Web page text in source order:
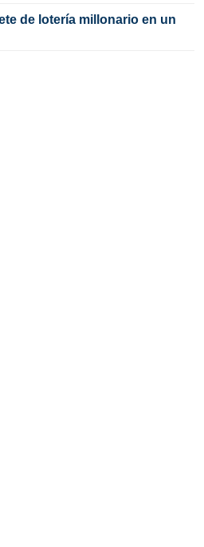
de lotería millonario en un